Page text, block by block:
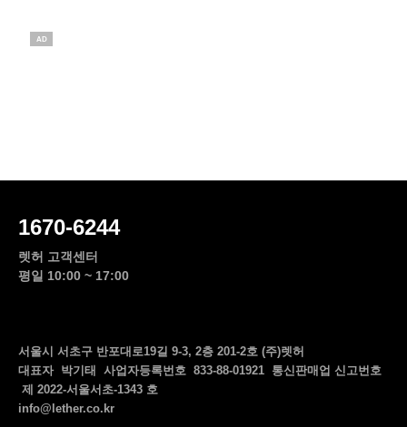
AD
1670-6244
렛허 고객센터
평일 10:00 ~ 17:00
서울시 서초구 반포대로19길 9-3, 2층 201-2호 (주)렛허
대표자 박기태 사업자등록번호 833-88-01921 통신판매업 신고번호
제 2022-서울서초-1343 호
info@lether.co.kr